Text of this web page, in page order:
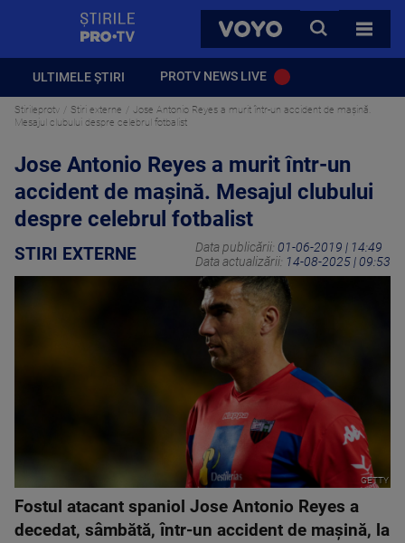
VOYO
CAUTA
TOATE
ULTIMELE ȘTIRI PROTV NEWS LIVE
Stirileprotv Stiri externe
Jose Antonio Reyes a murit într-un accident de mașină.
Mesajul clubului despre celebrul fotbalist
Jose Antonio Reyes a murit într-un
accident de mașină. Mesajul clubului
despre celebrul fotbalist
STIRI EXTERNE Data publicării: 01-06-2019 | 14:49
Data actualizării: 14-08-2025 | 09:53
GETTY
Fostul atacant spaniol Jose Antonio Reyes a
decedat, sâmbătă, într-un accident de maşină, la